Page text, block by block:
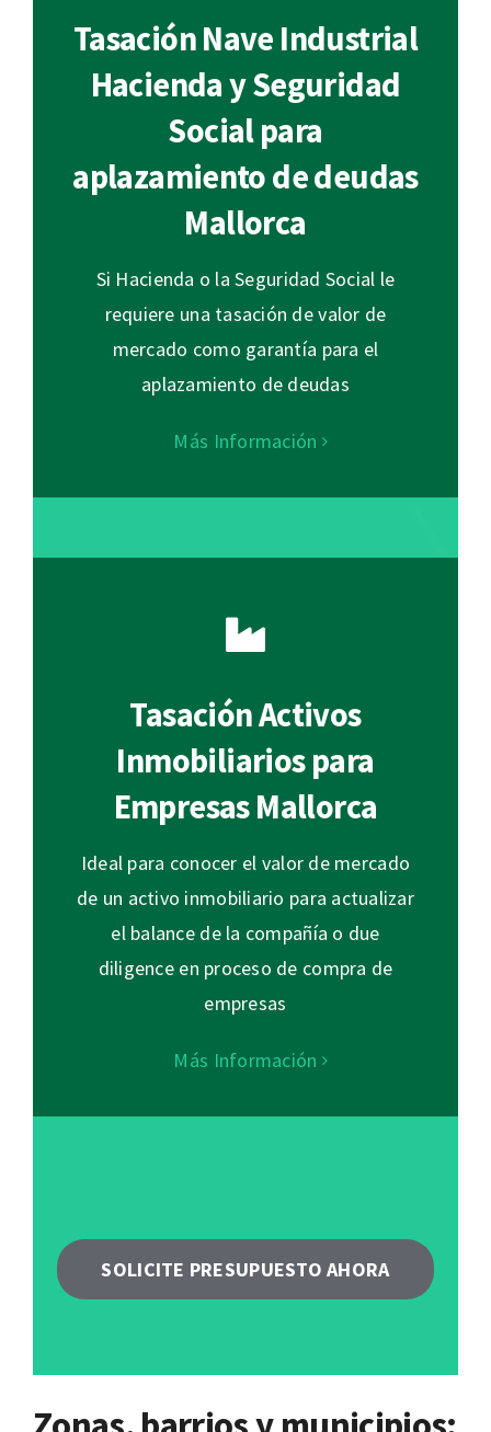
Tasación Nave Industrial
Hacienda y Seguridad
Social para
aplazamiento de deudas
Mallorca
Si Hacienda o la Seguridad Social le
requiere una tasación de valor de
mercado como garantía para el
aplazamiento de deudas
Más Información
Tasación Activos
Inmobiliarios para
Empresas Mallorca
Ideal para conocer el valor de mercado
de un activo inmobiliario para actualizar
el balance de la compañía o due
diligence en proceso de compra de
empresas
Más Información
SOLICITE PRESUPUESTO AHORA